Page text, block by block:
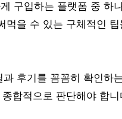
구입하는 플랫폼 중 하
먹을 수 있는 구체적인
후기를 꼼꼼히 확인하
합적으로 판단해야 합